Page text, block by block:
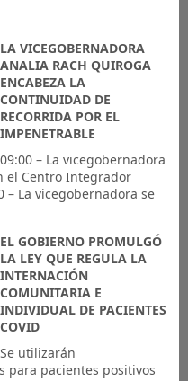
LA VICEGOBERNADORA
ANALIA RACH QUIROGA
ENCABEZA LA
CONTINUIDAD DE
RECORRIDA POR EL
IMPENETRABLE
09:00 – La vicegobernadora
el Centro Integrador
– La vicegobernadora se
EL GOBIERNO PROMULGÓ
LA LEY QUE REGULA LA
INTERNACIÓN
COMUNITARIA E
INDIVIDUAL DE PACIENTES
COVID
Se utilizarán
para pacientes positivos